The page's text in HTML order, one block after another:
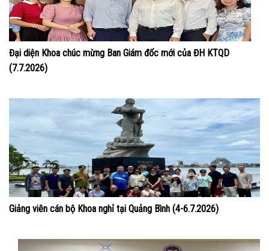
Đại diện Khoa chúc mừng Ban Giám đốc mới của ĐH KTQD
(7.7.2026)
Giảng viên cán bộ Khoa nghỉ tại Quảng Bình (4-6.7.2026)